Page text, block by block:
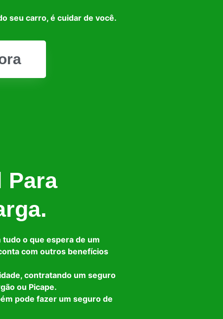
seu carro, é cuidar de você.
Para
o que espera de um
com outros benefícios
contratando um seguro
ou Picape.
pode fazer um seguro de